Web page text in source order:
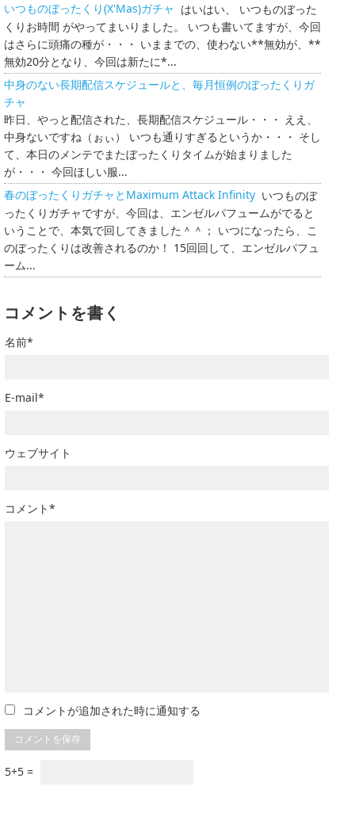
いつものぼったくり(X'Mas)ガチャ はいはい、 いつものぼった
くりお時間 がやってまいりました。 いつも書いてますが、今回
はさらに頭痛の種が・・・ いままでの、使わない**無効が、**
無効20分となり、今回は新たに*...
中身のない長期配信スケジュールと、毎月恒例のぼったくりガ
チャ
昨日、やっと配信された、長期配信スケジュール・・・ ええ、
中身ないですね（ぉぃ） いつも通りすぎるというか・・・ そし
て、本日のメンテでまたぼったくりタイムが始まりました
が・・・ 今回ほしい服...
春のぼったくりガチャとMaximum Attack Infinity いつものぼ
ったくりガチャですが、今回は、エンゼルパフュームがでると
いうことで、本気で回してきました＾＾； いつになったら、こ
のぼったくりは改善されるのか！ 15回回して、エンゼルパフュ
ーム...
コメントを書く
名前*
E-mail*
ウェブサイト
コメント*
コメントが追加された時に通知する
5+5 =